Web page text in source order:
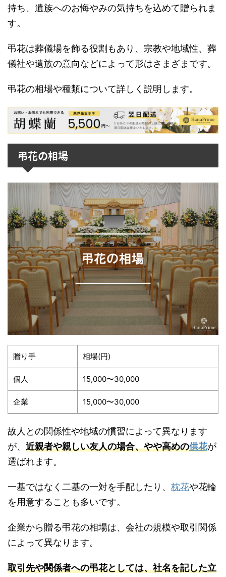
持ち、遺族へのお悔やみの気持ちを込めて贈られま
す。
弔花は葬儀場を飾る役割もあり、宗教や地域性、葬
儀社や遺族の意向などによって形はさまざまです。
弔花の相場や種類について詳しく説明します。
弔花の相場
贈り手 相場(円)
個人 15,000〜30,000
企業 15,000〜30,000
故人との関係性や地域の慣習によって異なります
が、 近親者や親しい友人の場合、やや高めの供花が
選ばれます。
一基ではなく二基の一対を手配したり、 枕花や花輪
を用意することも多いです。
企業から贈る弔花の相場は、会社の規模や取引関係
によって異なります。
取引先や関係者への弔花としては、社名を記した立